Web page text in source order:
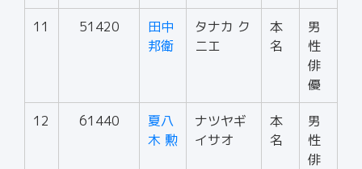
11 51420
田中
邦衛
タナカ ク
ニエ
本
名
男
性
俳
優
12 61440
夏八
木 勲
ナツヤギ
イサオ
本
名
男
性
俳